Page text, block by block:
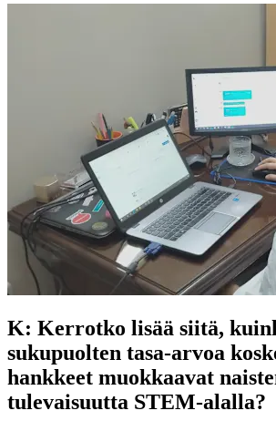
K: Kerrotko lisää siitä,
sukupuolten tasa-arvoa
hankkeet muokkaavat
tulevaisuutta STEM-alalla?